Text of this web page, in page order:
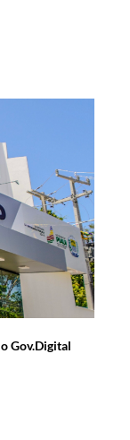
Gov.Digital